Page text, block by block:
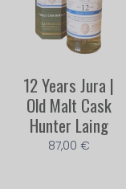
12 Years Jura |
Old Malt Cask
Hunter Laing
87,00 €